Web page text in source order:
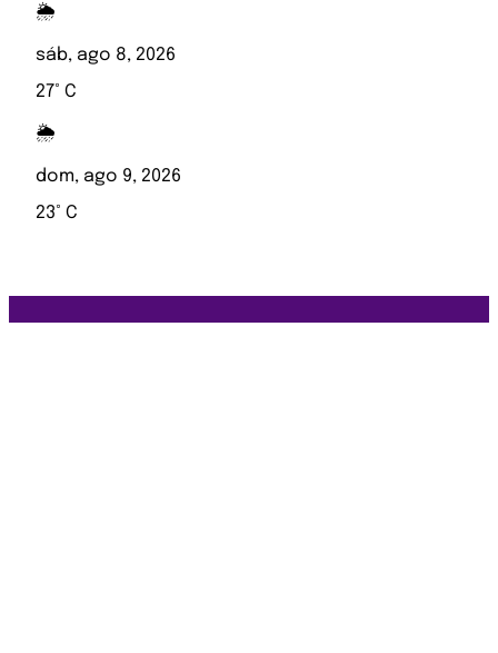
🌦️
sáb, ago 8, 2026
27° C
🌦️
dom, ago 9, 2026
23° C